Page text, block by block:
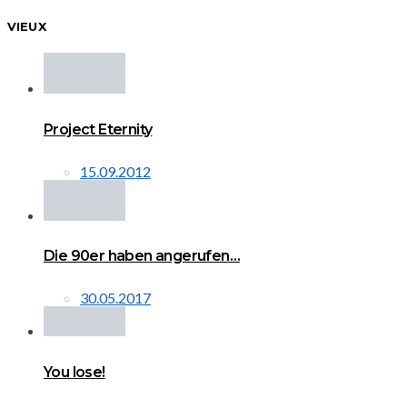
VIEUX
Project Eternity
15.09.2012
Die 90er haben angerufen…
30.05.2017
You lose!